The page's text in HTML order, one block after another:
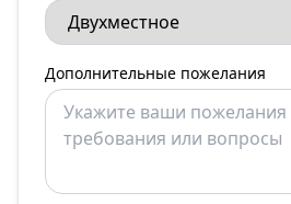
Дополнительные пожелания